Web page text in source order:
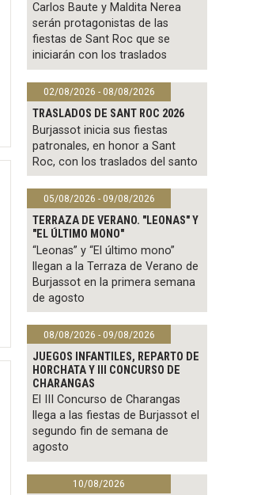
Carlos Baute y Maldita Nerea
serán protagonistas de las
fiestas de Sant Roc que se
iniciarán con los traslados
02/08/2026 - 08/08/2026
TRASLADOS DE SANT ROC 2026
Burjassot inicia sus fiestas
patronales, en honor a Sant
Roc, con los traslados del santo
05/08/2026 - 09/08/2026
TERRAZA DE VERANO. "LEONAS" Y
"EL ÚLTIMO MONO"
“Leonas” y “El último mono”
llegan a la Terraza de Verano de
Burjassot en la primera semana
de agosto
08/08/2026 - 09/08/2026
JUEGOS INFANTILES, REPARTO DE
HORCHATA Y III CONCURSO DE
CHARANGAS
El III Concurso de Charangas
llega a las fiestas de Burjassot el
segundo fin de semana de
agosto
10/08/2026